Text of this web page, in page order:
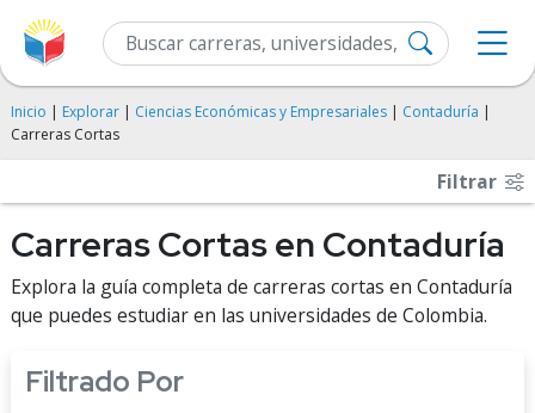
Inicio | Explorar | Ciencias Económicas y Empresariales | Contaduría |
Carreras Cortas
Filtrar
Carreras Cortas en Contaduría
Explora la guía completa de carreras cortas en Contaduría
que puedes estudiar en las universidades de Colombia.
Filtrado Por